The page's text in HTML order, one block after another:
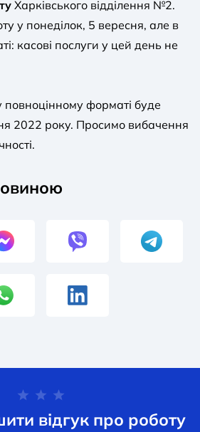
Харківського відділення №2.
у понеділок, 5 вересня, але в
касові послуги у цей день не
повноцінному форматі буде
2022 року. Просимо вибачення
відгук про роботу